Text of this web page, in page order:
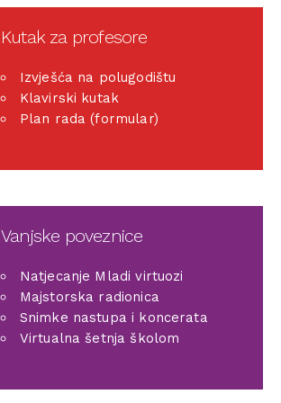
Kutak za profesore
Izvješća na polugodištu
Klavirski kutak
Plan rada (formular)
Vanjske poveznice
Natjecanje Mladi virtuozi
Majstorska radionica
Snimke nastupa i koncerata
Virtualna šetnja školom